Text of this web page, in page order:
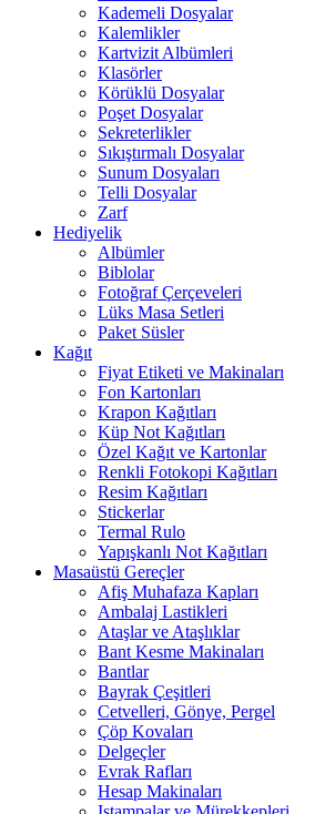
Kademeli Dosyalar
Kalemlikler
Kartvizit Albümleri
Klasörler
Körüklü Dosyalar
Poşet Dosyalar
Sekreterlikler
Sıkıştırmalı Dosyalar
Sunum Dosyaları
Telli Dosyalar
Zarf
Hediyelik
Albümler
Biblolar
Fotoğraf Çerçeveleri
Lüks Masa Setleri
Paket Süsler
Kağıt
Fiyat Etiketi ve Makinaları
Fon Kartonları
Krapon Kağıtları
Küp Not Kağıtları
Özel Kağıt ve Kartonlar
Renkli Fotokopi Kağıtları
Resim Kağıtları
Stickerlar
Termal Rulo
Yapışkanlı Not Kağıtları
Masaüstü Gereçler
Afiş Muhafaza Kapları
Ambalaj Lastikleri
Ataşlar ve Ataşlıklar
Bant Kesme Makinaları
Bantlar
Bayrak Çeşitleri
Cetvelleri, Gönye, Pergel
Çöp Kovaları
Delgeçler
Evrak Rafları
Hesap Makinaları